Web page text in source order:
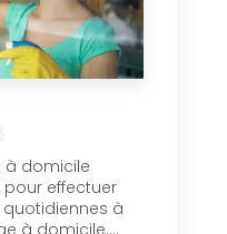
à domicile
effectuer
à